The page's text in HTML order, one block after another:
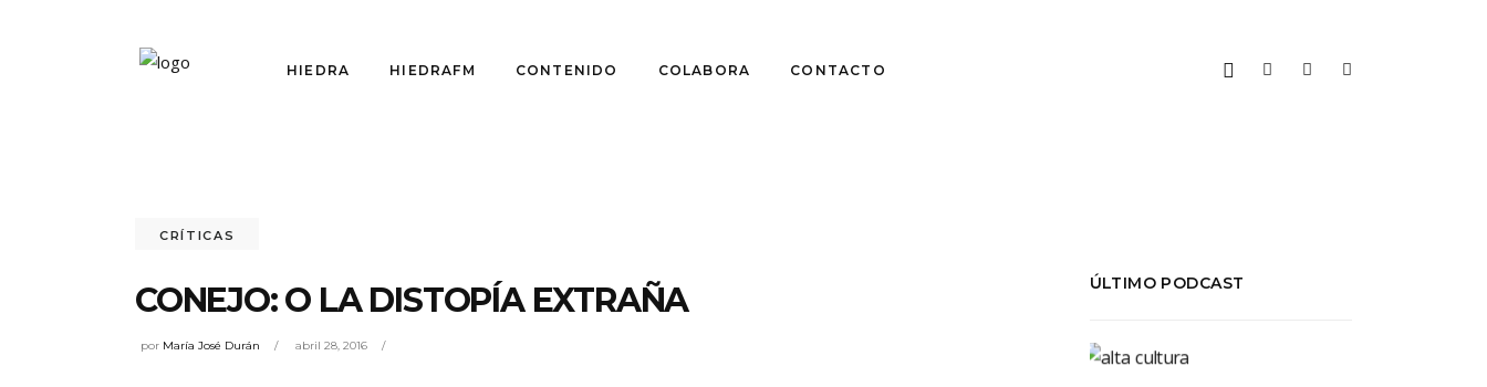
HIEDRA HIEDRAFM CONTENIDO COLABORA CONTACTO
CRÍTICAS
CONEJO: O LA DISTOPÍA EXTRAÑA
por María José Durán abril 28, 2016
ÚLTIMO PODCAST